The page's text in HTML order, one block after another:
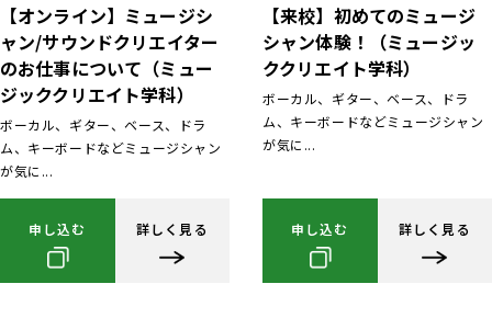
【オンライン】ミュージシ
ャン/サウンドクリエイター
のお仕事について（ミュー
ジッククリエイト学科）
ボーカル、ギター、ベース、ドラ
ム、キーボードなどミュージシャン
が気に...
申し込む 詳しく見る
【来校】初めてのミュージ
シャン体験！（ミュージッ
ククリエイト学科）
ボーカル、ギター、ベース、ドラ
ム、キーボードなどミュージシャン
が気に...
申し込む 詳しく見る